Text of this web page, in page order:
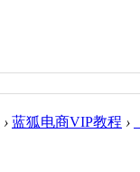
› 蓝狐电商VIP教程 ›